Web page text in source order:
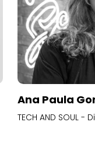
Ana Paula
TECH AND SOUL